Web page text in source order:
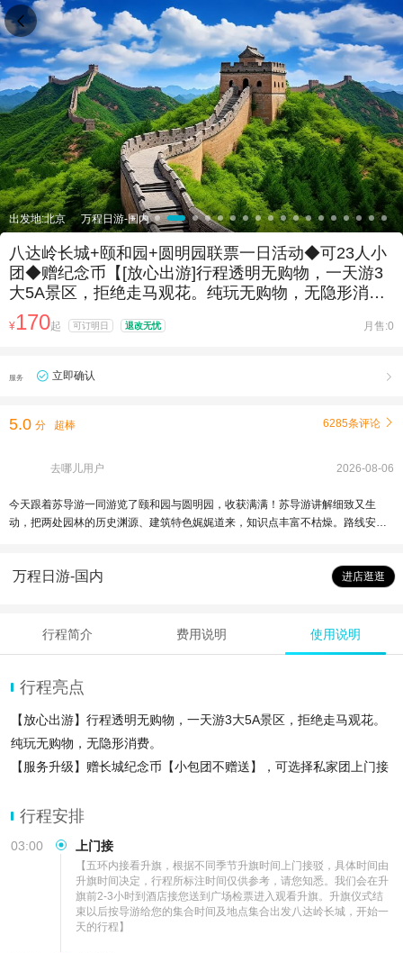
出发地:北京 万程日游-国内
八达岭长城+颐和园+圆明园联票一日活动◆可23人小
团◆赠纪念币【[放心出游]行程透明无购物，一天游3
大5A景区，拒绝走马观花。纯玩无购物，无隐形消
费。】
¥170起 可订明日 退改无忧 月售:0
服务 立即确认 
5.0 分 超棒 6285条评论 
去哪儿用户 2026-08-06
今天跟着苏导游一同游览了颐和园与圆明园，收获满满！苏导游讲解细致又生
动，把两处园林的历史渊源、建筑特色娓娓道来，知识点丰富不枯燥。路线安排
面说或点评文案） 非常感谢苏导游今日的全程陪同！我们先后游览了颐和园、圆
深体会到两座园林的历史韵味，这次游览体验特别棒，由衷为苏导游点赞！ 版本
行程也很贴心。多亏有您，让我们对这两处园林有了更深的了解，非常感谢！ 需
万程日游-国内 进店逛逛
行程简介 费用说明 使用说明
行程亮点
【放心出游】行程透明无购物，一天游3大5A景区，拒绝走马观花。
纯玩无购物，无隐形消费。
【服务升级】赠长城纪念币【小包团不赠送】，可选择私家团上门接
【产品保障】订单可免费退改期，让您的出游更加灵活有保障
行程安排
03:00 上门接
【五环内接看升旗，根据不同季节升旗时间上门接驳，具体时间由
升旗时间决定，行程所标注时间仅供参考，请您知悉。我们会在升
旗前2-3小时到酒店接您送到广场检票进入观看升旗。升旗仪式结
束以后按导游给您的集合时间及地点集合出发八达岭长城，开始一
天的行程】
